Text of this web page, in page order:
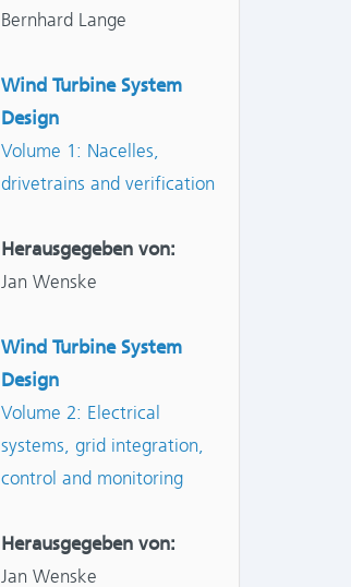
Bernhard Lange
Wind Turbine System
Design
Volume 1: Nacelles,
drivetrains and verification
Herausgegeben von:
Jan Wenske
Wind Turbine System
Design
Volume 2: Electrical
systems, grid integration,
control and monitoring
Herausgegeben von:
Jan Wenske